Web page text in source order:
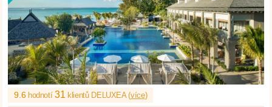
9.6 hodnotí31 klientů DELUXEA (více)